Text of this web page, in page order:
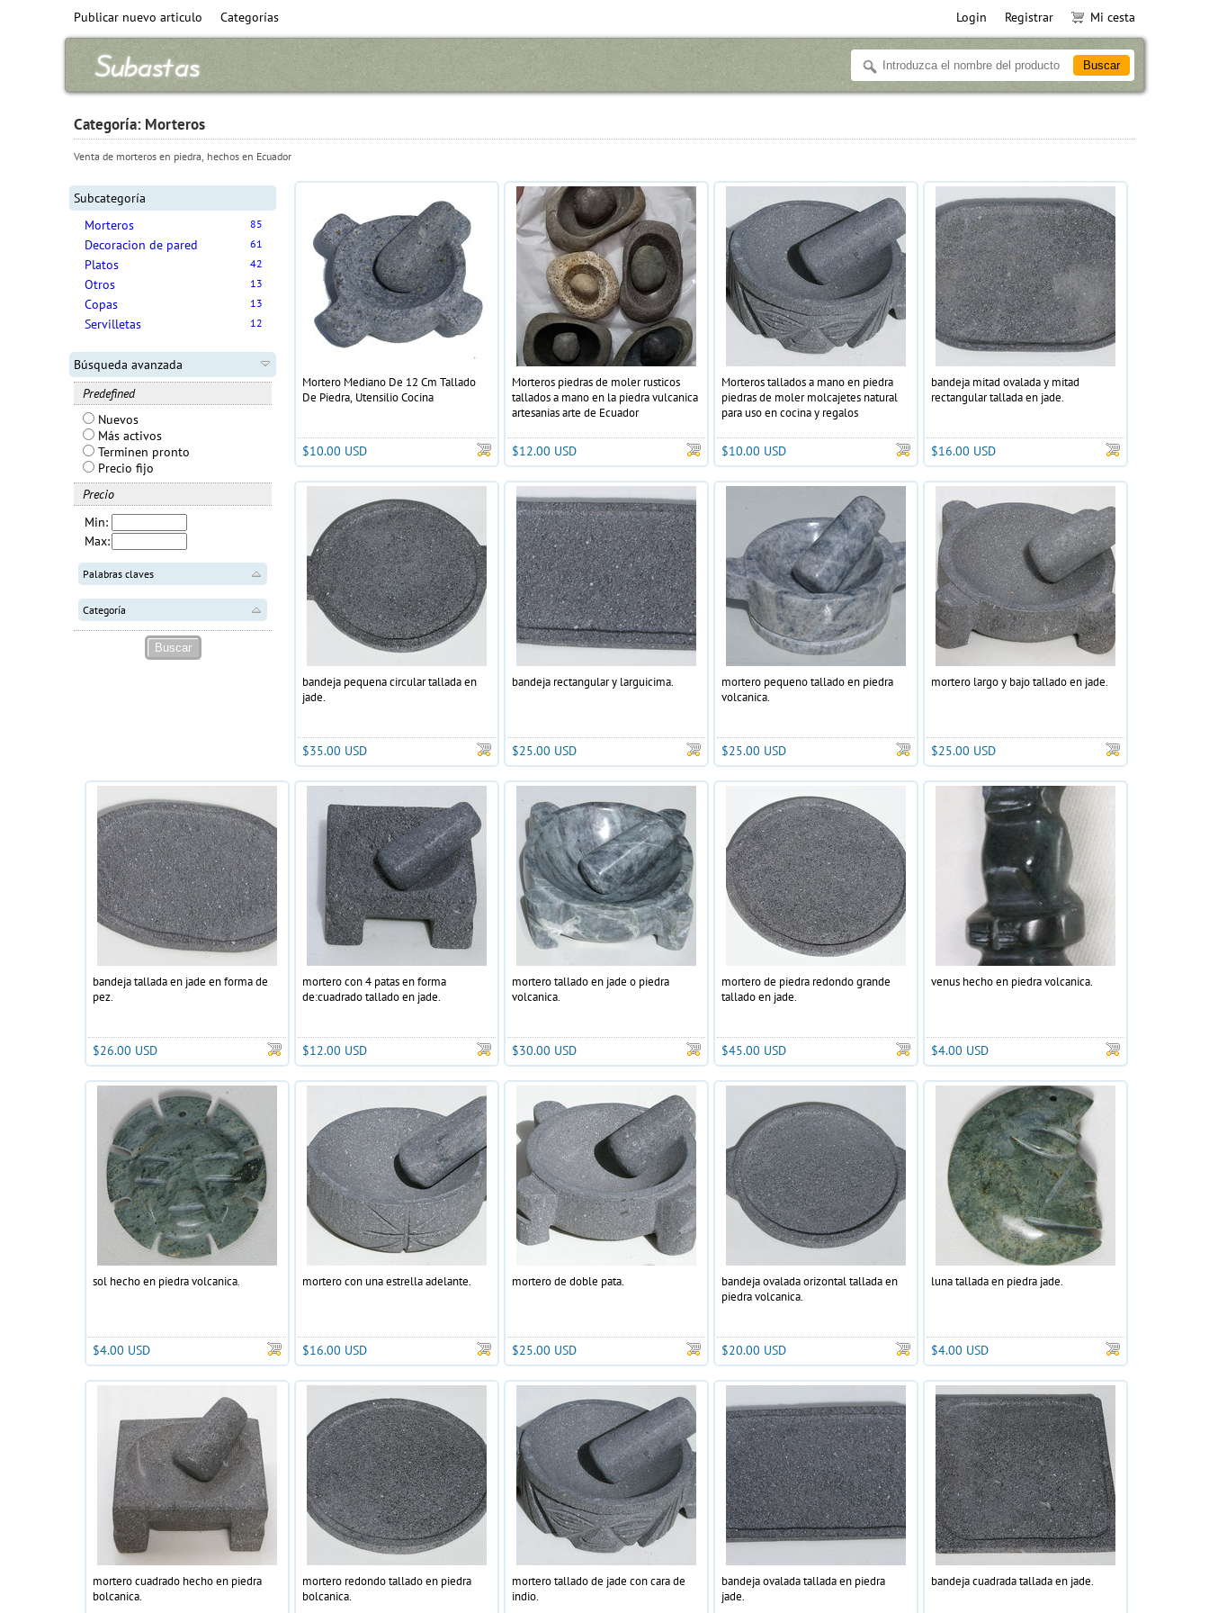
Publicar nuevo articulo Categorías Login Registrar Mi cesta
Categoría: Morteros
Venta de morteros en piedra, hechos en Ecuador
Subcategoría
Morteros
85
Decoracion de pared 61
Platos 42
Otros 13
Copas 13
Servilletas 12
Búsqueda avanzada
Predefined
Nuevos
Más activos
Terminen pronto
Precio fijo
Precio
Min:
Max:
Palabras claves
Categoría
Mortero Mediano De 12 Cm Tallado
De Piedra, Utensilio Cocina
$10.00 USD
Morteros piedras de moler rusticos
tallados a mano en la piedra vulcanica
artesanias arte de Ecuador
$12.00 USD
Morteros tallados a mano en piedra
piedras de moler molcajetes natural
para uso en cocina y regalos
$10.00 USD
bandeja mitad ovalada y mitad
rectangular tallada en jade.
$16.00 USD
bandeja pequena circular tallada en
jade.
$35.00 USD
bandeja rectangular y larguicima.
$25.00 USD
mortero pequeno tallado en piedra
volcanica.
$25.00 USD
mortero largo y bajo tallado en jade.
$25.00 USD
bandeja tallada en jade en forma de
pez.
$26.00 USD
mortero con 4 patas en forma
de:cuadrado tallado en jade.
$12.00 USD
mortero tallado en jade o piedra
volcanica.
$30.00 USD
mortero de piedra redondo grande
tallado en jade.
$45.00 USD
venus hecho en piedra volcanica.
$4.00 USD
sol hecho en piedra volcanica.
$4.00 USD
mortero con una estrella adelante.
$16.00 USD
mortero de doble pata.
$25.00 USD
bandeja ovalada orizontal tallada en
piedra volcanica.
$20.00 USD
luna tallada en piedra jade.
$4.00 USD
mortero cuadrado hecho en piedra
bolcanica.
mortero redondo tallado en piedra
bolcanica.
mortero tallado de jade con cara de
indio.
bandeja ovalada tallada en piedra
jade.
bandeja cuadrada tallada en jade.